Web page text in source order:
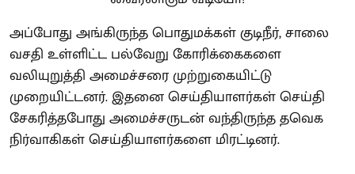
அப்போது அங்கிருந்த பொதுமக்கள் குடிநீர், சாலை
வசதி உள்ளிட்ட பல்வேறு கோரிக்கைகளை
வலியுறுத்தி அமைச்சரை முற்றுகையிட்டு
முறையிட்டனர். இதனை செய்தியாளர்கள் செய்தி
சேகரித்தபோது அமைச்சருடன் வந்திருந்த தவெக
நிர்வாகிகள் செய்தியாளர்களை மிரட்டினர்.